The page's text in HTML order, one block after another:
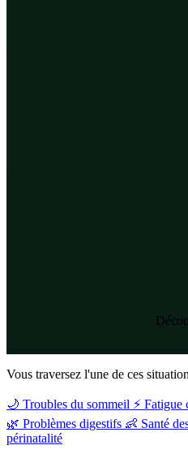
Vous traversez l'une de ces
🌙 Troubles du sommeil ⚡ Fatigue
🌿 Problèmes digestifs 👶 Santé
périnatalité